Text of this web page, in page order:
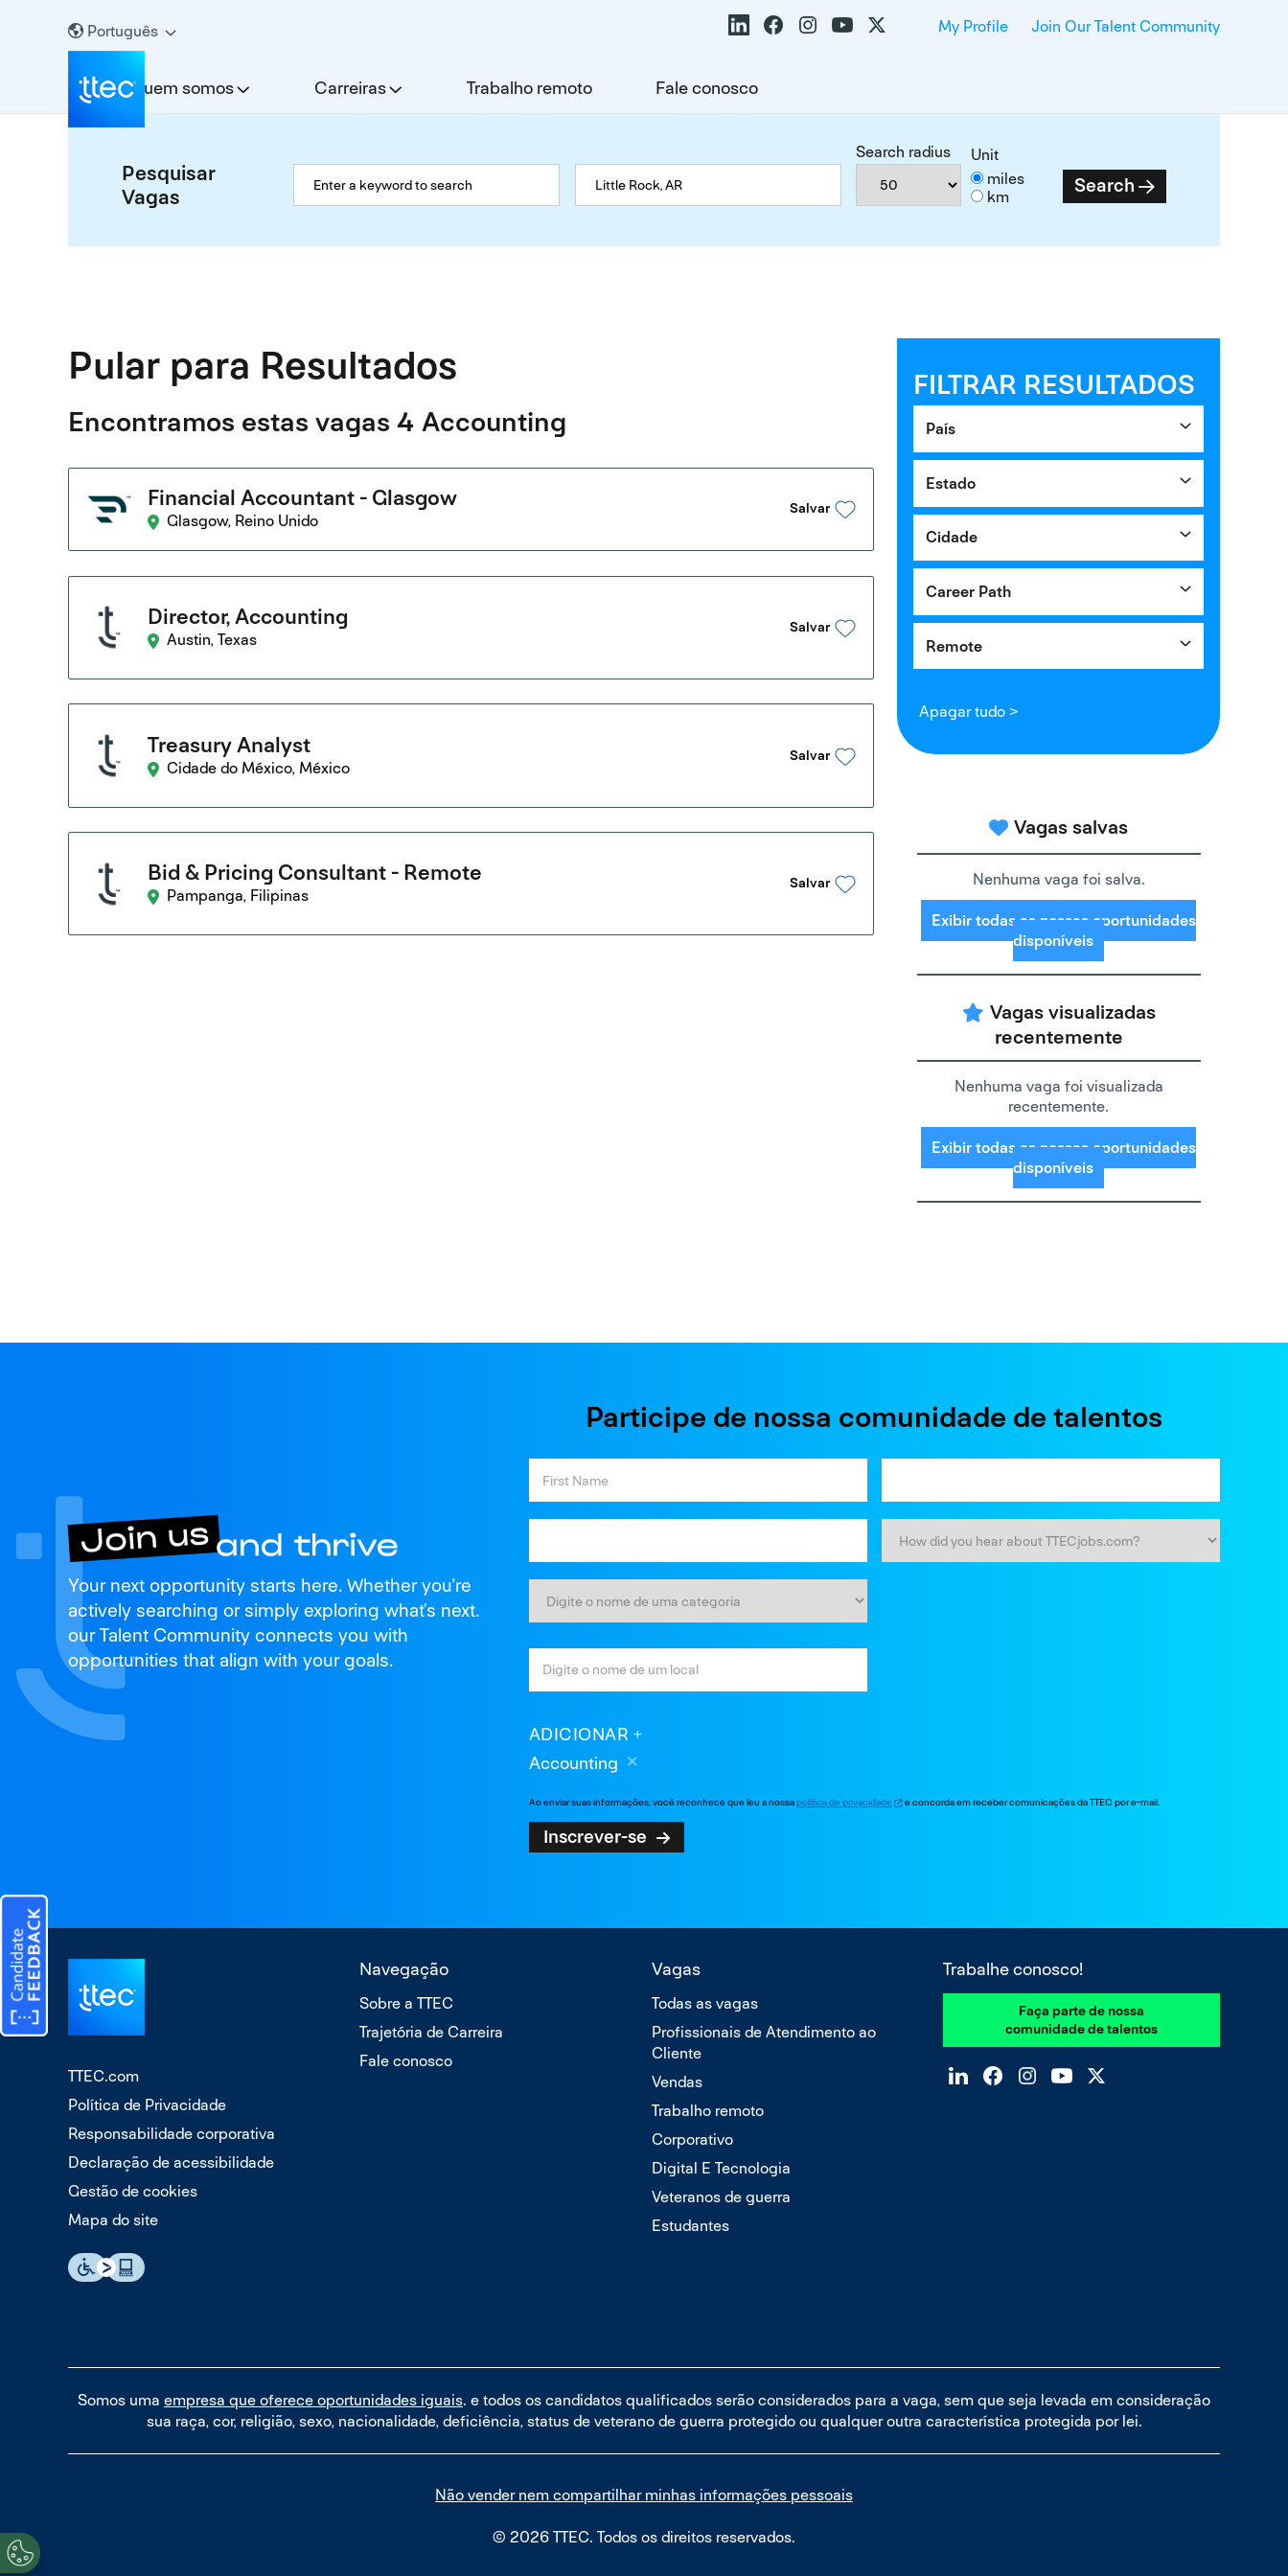
Português My Profile Join Our Talent Community
Quem somos Carreiras Trabalho remoto Fale conosco
Pesquisar
Vagas
Search radius
Unit
miles
km
Search
Pular para Resultados
Encontramos estas vagas 4 Accounting
Financial Accountant - Glasgow
Glasgow, Reino Unido
Salvar
Director, Accounting
Austin, Texas
Salvar
Treasury Analyst
Cidade do México, México
Salvar
Bid & Pricing Consultant - Remote
Pampanga, Filipinas
Salvar
FILTRAR RESULTADOS
País
Estado
Cidade
Career Path
Remote
Apagar tudo >
Vagas salvas
Nenhuma vaga foi salva.
Exibir todas as nossas oportunidades
disponíveis
Vagas visualizadas
recentemente
Nenhuma vaga foi visualizada
recentemente.
Exibir todas as nossas oportunidades
disponíveis
Join us
and thrive
Your next opportunity starts here. Whether you're
actively searching or simply exploring what’s next.
our Talent Community connects you with
opportunities that align with your goals.
Participe de nossa comunidade de talentos
ADICIONAR
Accounting
Ao enviar suas informações, você reconhece que leu a nossapolítica de privacidade e concorda em receber comunicações da TTEC por e-mail.
Inscrever-se
TTEC.com
Política de Privacidade
Responsabilidade corporativa
Declaração de acessibilidade
Gestão de cookies
Mapa do site
Navegação
Sobre a TTEC
Trajetória de Carreira
Fale conosco
Vagas
Todas as vagas
Profissionais de Atendimento ao
Cliente
Vendas
Trabalho remoto
Corporativo
Digital E Tecnologia
Veteranos de guerra
Estudantes
Trabalhe conosco!
Faça parte de nossa
comunidade de talentos
Somos uma empresa que oferece oportunidades iguais. e todos os candidatos qualificados serão considerados para a vaga, sem que seja levada em consideração
sua raça, cor, religião, sexo, nacionalidade, deficiência, status de veterano de guerra protegido ou qualquer outra característica protegida por lei.
Não vender nem compartilhar minhas informações pessoais
© 2026 TTEC. Todos os direitos reservados.